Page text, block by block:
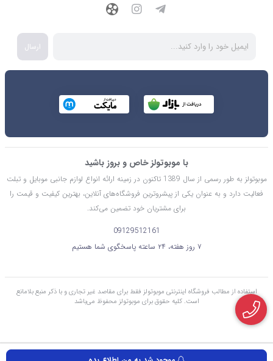
ارسال
با موبوتولز خاص و بروز باشید
موبوتولز به طور رسمی از سال 1389 تاکنون در زمینه ارائه انواع لوازم جانبی موبایل و تبلت
فعالیت دارد و به عنوان یکی از پیشروترین فروشگاه‌های آنلاین، بهترین کیفیت و قیمت را
برای مشتریان خود تضمین می‌کند.
09129512161
۷ روز هفته، ۲۴ ساعته پاسخگوی شما هستیم
استفاده از مطالب فروشگاه اینترنتی موبوتولز فقط برای مقاصد غیر تجاری و با ذکر منبع بلامانع
است. کليه حقوق برای موبوتولز محفوظ می‌باشد